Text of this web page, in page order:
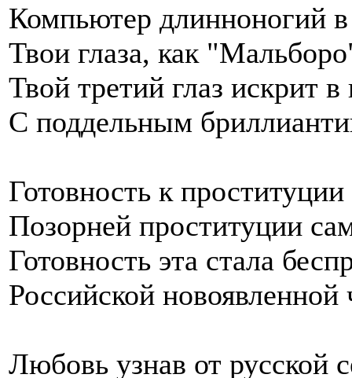
Компьютер длинноногий
Твои глаза, как
Твой третий глаз искрит
С поддельным
Готовность к
Позорней проституции
Готовность эта стала
Российской новоявленной
Любовь узнав от русской